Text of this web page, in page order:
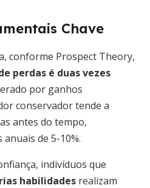
Chave
conforme Prospect Theory,
perdas é duas vezes
por ganhos
conservador tende a
antes do tempo,
de 5-10%.
indivíduos que
habilidades realizam